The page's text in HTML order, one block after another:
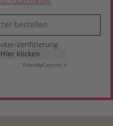
bestellen
Verifizierung
Hier klicken
FriendlyCaptcha ⇗